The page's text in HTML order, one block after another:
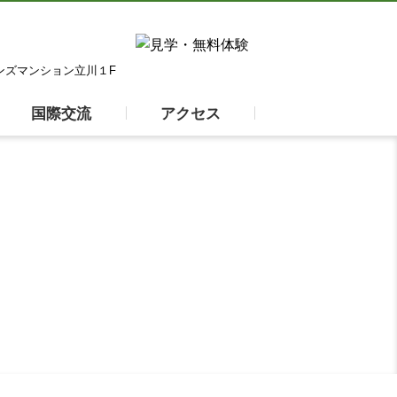
ズマンション立川１F
国際交流 アクセス